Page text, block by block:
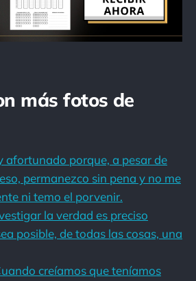
más fotos de
afortunado porque, a pesar de
permanezco sin pena y no me
ni temo el porvenir.
la verdad es preciso
posible, de todas las cosas, una
creíamos que teníamos